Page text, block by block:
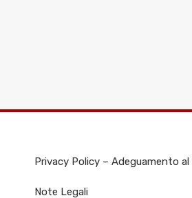
Privacy Policy – Adeguamento al
Note Legali